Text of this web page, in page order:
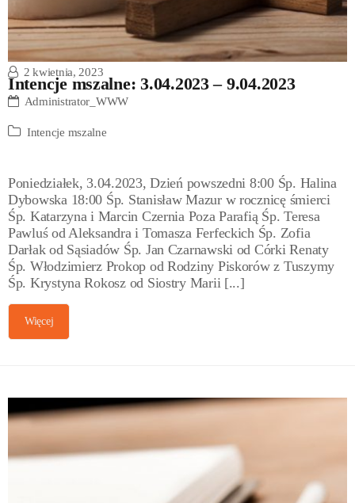
Intencje mszalne: 3.04.2023 – 9.04.2023
2 kwietnia, 2023
Administrator_WWW
Intencje mszalne
Poniedziałek, 3.04.2023, Dzień powszedni 8:00 Śp. Halina
Dybowska 18:00 Śp. Stanisław Mazur w rocznicę śmierci
Śp. Katarzyna i Marcin Czernia Poza Parafią Śp. Teresa
Pawluś od Aleksandra i Tomasza Ferfeckich Śp. Zofia
Darłak od Sąsiadów Śp. Jan Czarnawski od Córki Renaty
Śp. Włodzimierz Prokop od Rodziny Piskorów z Tuszymy
Śp. Krystyna Rokosz od Siostry Marii [...]
Więcej